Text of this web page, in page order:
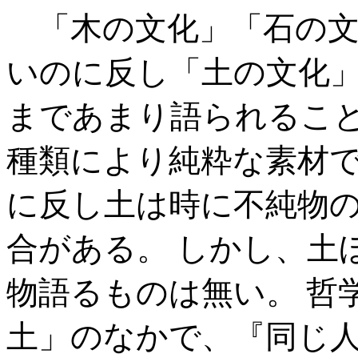
「木の文化」「石の
いのに反し「土の文化
まであまり語られるこ
種類により純粋な素材
に反し土は時に不純物
合がある。 しかし、土
物語るものは無い。 哲
土」のなかで、『同じ